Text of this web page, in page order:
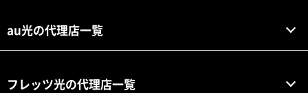
au光の代理店一覧
フレッツ光の代理店一覧